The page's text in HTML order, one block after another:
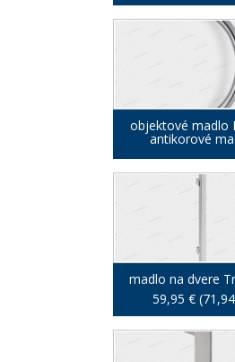
objektové madlo
antikorové
madlo na dvere
59,95 €